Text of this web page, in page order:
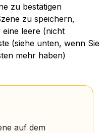
zu bestätigen
zu speichern,
leere (nicht
(siehe unten, wenn Sie
mehr haben)
auf dem